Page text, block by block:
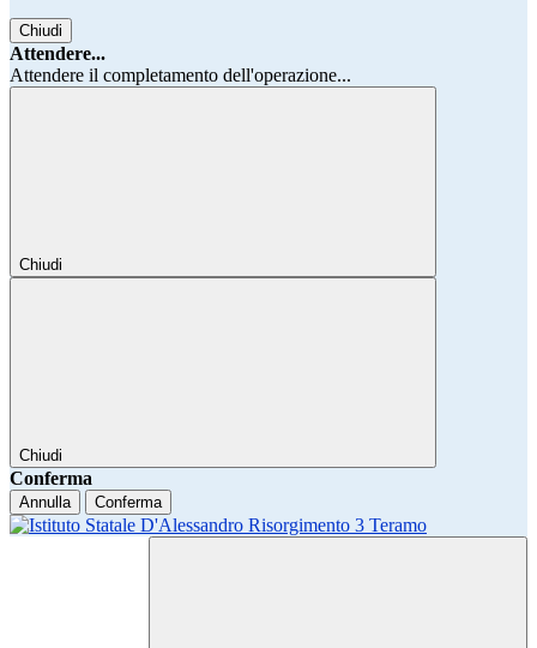
Chiudi
Attendere...
Attendere il completamento dell'operazione...
Chiudi
Chiudi
Conferma
Annulla Conferma